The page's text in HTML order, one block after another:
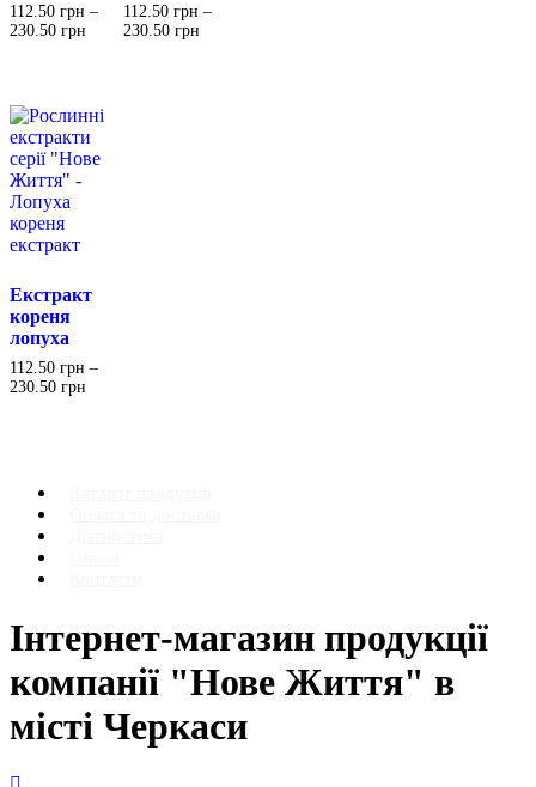
112.50 грн –
230.50 грн
112.50грн –
230.50грн
Екстракт
кореня
лопуха
112.50 грн –
230.50 грн
Інтернет-магазин продукції
компанії "Нове Життя" в
місті Черкаси